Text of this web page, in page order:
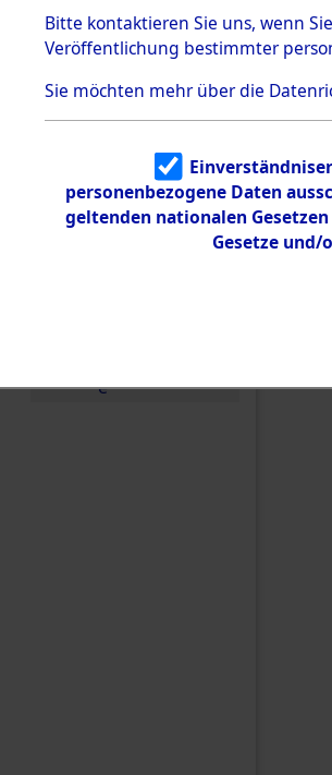
5.3.1 Alliierte
Erhebungen
zu
Todesmärsch
en
5.3.2
Identifizierun
5.3.3
Todesmärsch
e
Bitte kontaktieren Sie uns, wenn
Veröffentlichung bestimmter
Sie möchten mehr über die
personenbezogene Daten
geltenden nationalen
Gesetze